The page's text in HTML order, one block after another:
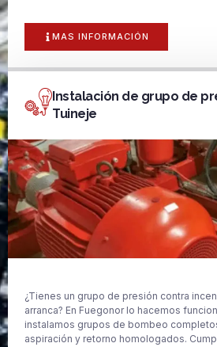
MAS INFORMACIÓN
Instalación de grupo de
Tuineje
¿Tienes un grupo de presión contra
arranca? En Fuegonor lo hacemos
instalamos grupos de bombeo
aspiración y retorno homologados.